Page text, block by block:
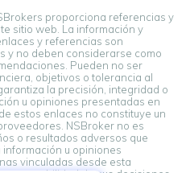
proporciona referencias y
sitio web. La información y
y referencias son
y no deben considerarse como
Pueden no ser
objetivos o tolerancia al
la precisión, integridad o
u opiniones presentadas en
estos enlaces no constituye un
NSBroker no es
o resultados adversos que
u opiniones
vinculadas desde esta